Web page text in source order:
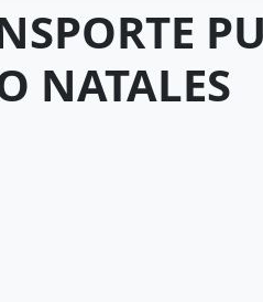
NATALES